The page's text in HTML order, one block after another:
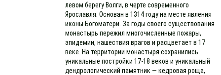
левом берегу Волги, в черте современного
Ярославля. Основан в 1314 году на месте явления
иконы Богоматери. За годы своего существования
монастырь пережил многочисленные пожары,
эпидемии, нашествия врагов и расцветает в 17
веке. На территории монастыря сохранились
уникальные постройки 17-18 веков и уникальный
дендрологический памятник — кедровая роща,